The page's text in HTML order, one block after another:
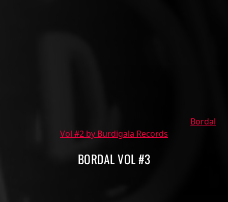
Bordal
Vol #2 by Burdigala Records
BORDAL VOL #3